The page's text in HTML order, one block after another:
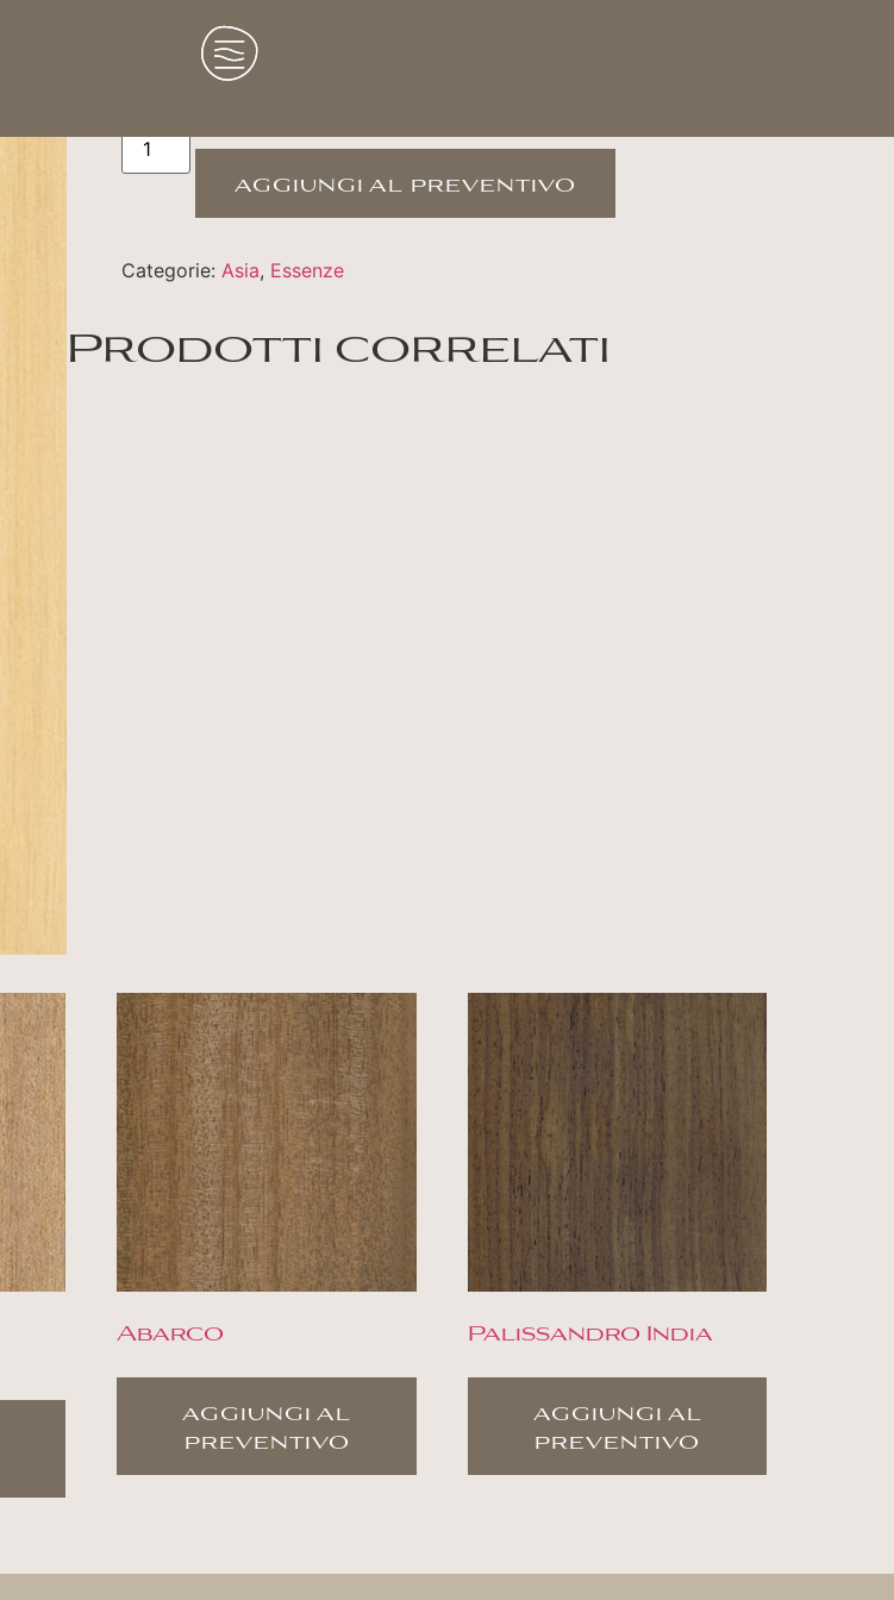
Ramin
aggiungi al preventivo
Categorie: Asia, Essenze
Prodotti correlati
Abarco
aggiungi al
preventivo
Palissandro India
aggiungi al
preventivo